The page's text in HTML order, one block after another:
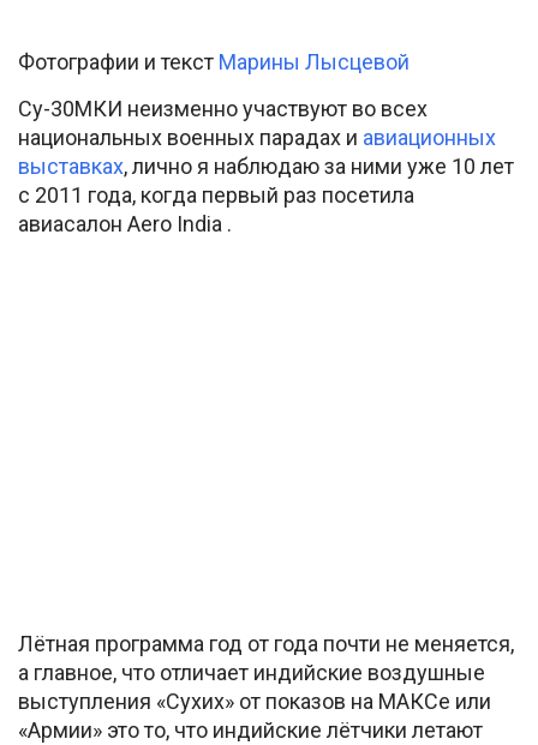
Фотографии и текст Марины Лысцевой
Су-30МКИ неизменно участвуют во всех
национальных военных парадах и авиационных
выставках, лично я наблюдаю за ними уже 10 лет
с 2011 года, когда первый раз посетила
авиасалон Aero India .
Лётная программа год от года почти не меняется,
а главное, что отличает индийские воздушные
выступления «Сухих» от показов на МАКСе или
«Армии» это то, что индийские лётчики летают